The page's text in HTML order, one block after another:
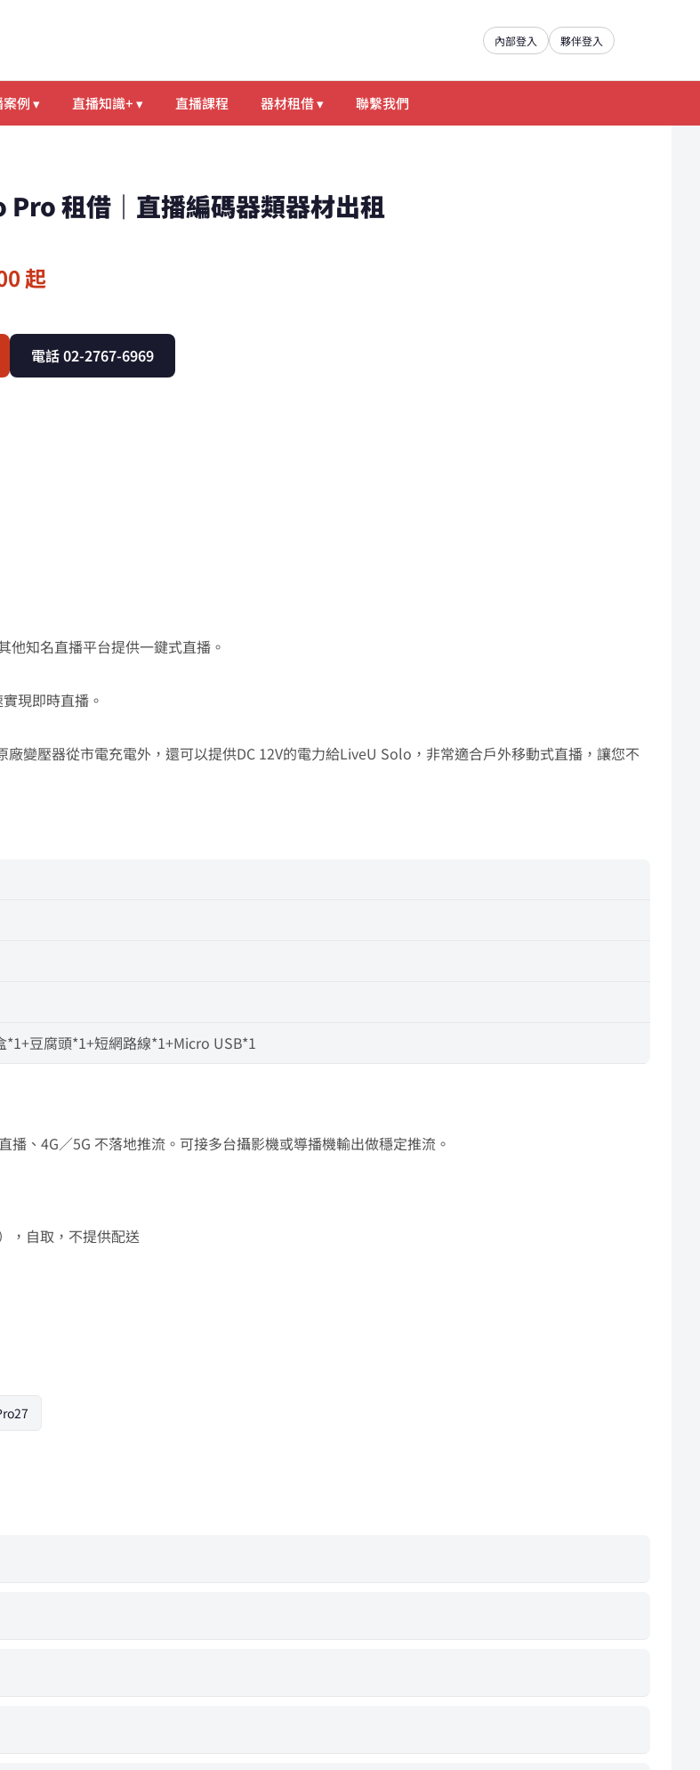
內部登入 夥伴登入
例 ▾ 直播知識+ ▾ 直播課程 器材租借 ▾ 聯繫我們
租借｜直播編碼器類器材出租
起
電話 02-2767-6969
知名直播平台提供一鍵式直播。
現即時直播。
變壓器從市電充電外，還可以提供DC 12V的電力給LiveU Solo，非常適合戶外移動式直播，讓您不
豆腐頭*1+短網路線*1+Micro USB*1
、4G／5G 不落地推流。可接多台攝影機或導播機輸出做穩定推流。
，自取，不提供配送